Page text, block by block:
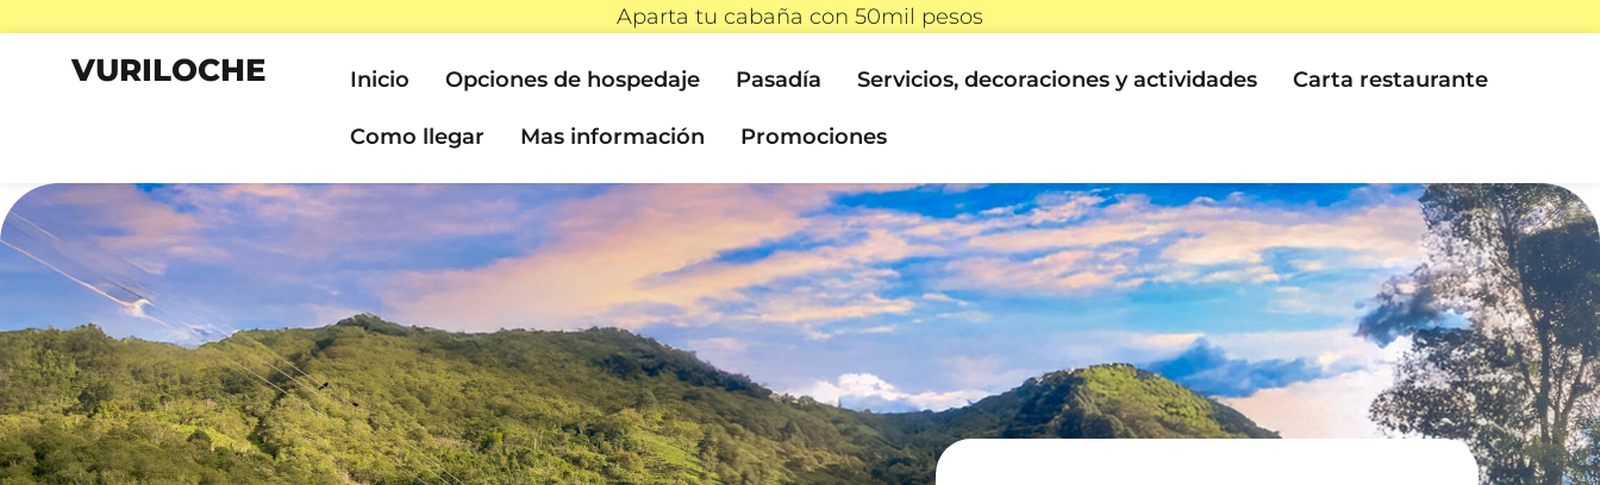
Aparta tu cabaña con 50mil pesos
VURILOCHE Inicio Opciones de hospedaje Pasadía Servicios, decoraciones y actividades Carta restaurante
Como llegar Mas información Promociones